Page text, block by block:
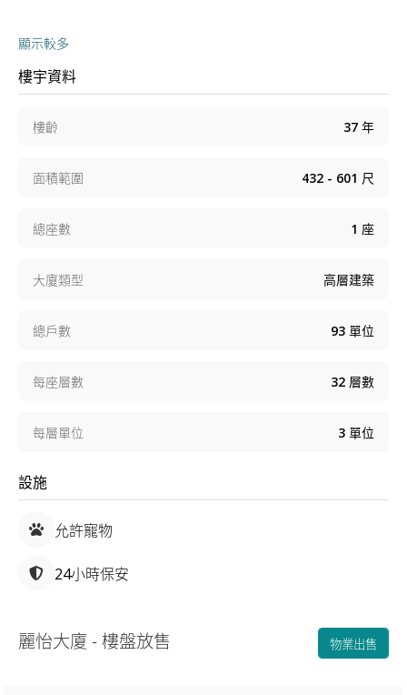
顯示較多
樓宇資料
樓齡 37 年
面積範圍 432 - 601 尺
總座數 1 座
大廈類型 高層建築
總戶數 93 單位
每座層數 32 層數
每層單位 3 單位
設施
允許寵物
24小時保安
麗怡大廈 - 樓盤放售 物業出售